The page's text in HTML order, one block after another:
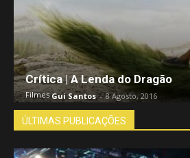
Crítica | A Lenda do Dragão
FilmesGui Santos - 8 Agosto, 2016
ÚLTIMAS PUBLICAÇÕES